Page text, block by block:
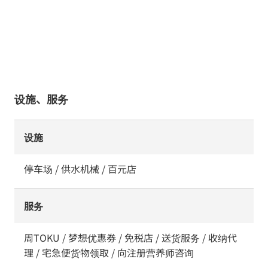
设施、服务
设施
停车场 / 供水机械 / 百元店
服务
周TOKU / 梦想优惠券 / 免税店 / 送货服务 / 收纳代
理 / 宅急便货物领取 / 向注册营养师咨询